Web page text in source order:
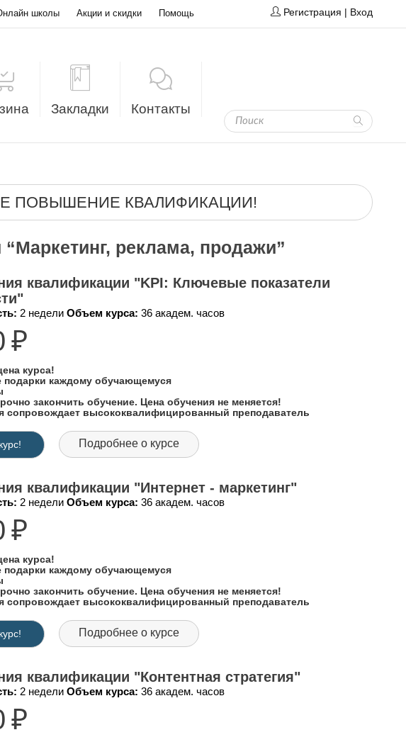
школы Акции и скидки Помощь Регистрация | Вход
Закладки Контакты
ПОВЫШЕНИЕ КВАЛИФИКАЦИИ!
реклама, продажи”
квалификации "KPI: Ключевые показатели
2 недели Объем курса: 36 академ. часов
₽
курса!
подарки каждому обучающемуся
закончить обучение. Цена обучения не меняется!
сопровождает высококвалифицированный преподаватель
Подробнее о курсе
квалификации "Интернет - маркетинг"
2 недели Объем курса: 36 академ. часов
₽
курса!
подарки каждому обучающемуся
закончить обучение. Цена обучения не меняется!
сопровождает высококвалифицированный преподаватель
Подробнее о курсе
квалификации "Контентная стратегия"
2 недели Объем курса: 36 академ. часов
₽